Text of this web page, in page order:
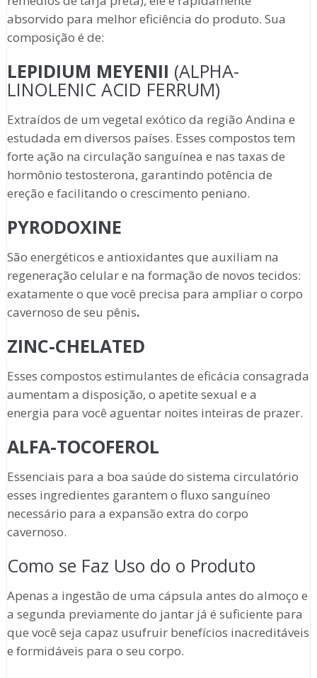
absorvido para melhor eficiência do produto. Sua
composição é de:
LEPIDIUM MEYENII (ALPHA-
LINOLENIC ACID FERRUM)
Extraídos de um vegetal exótico da região Andina e
estudada em diversos países. Esses compostos tem
forte ação na circulação sanguínea e nas taxas de
hormônio testosterona, garantindo potência de
ereção e facilitando o crescimento peniano.
PYRODOXINE
São energéticos e antioxidantes que auxiliam na
regeneração celular e na formação de novos tecidos:
exatamente o que você precisa para ampliar o corpo
cavernoso de seu pênis.
ZINC-CHELATED
Esses compostos estimulantes de eficácia consagrada
aumentam a disposição, o apetite sexual e a
energia para você aguentar noites inteiras de prazer.
ALFA-TOCOFEROL
Essenciais para a boa saúde do sistema circulatório
esses ingredientes garantem o fluxo sanguíneo
necessário para a expansão extra do corpo
cavernoso.
Como se Faz Uso do o Produto
Apenas a ingestão de uma cápsula antes do almoço e
a segunda previamente do jantar já é suficiente para
que você seja capaz usufruir benefícios inacreditáveis
e formidáveis para o seu corpo.